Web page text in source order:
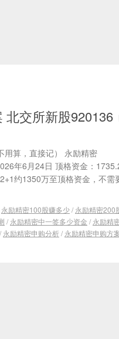
北交所新股920136
用算，直接记） 永励精密
年6月24日 顶格资金：
约1350万至顶格资金，不需
永励精密100股赚多少/ 永励精密200
/ 永励精密中一签多少资金 / 永励精
/ 永励精密申购分析/ 永励精密申购方